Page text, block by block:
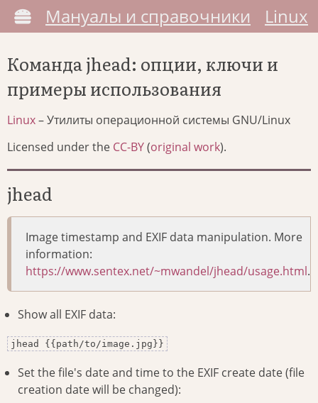
Мануалы и справочники Linux
Команда jhead: опции, ключи и
примеры использования
Linux– Утилиты операционной системы GNU/Linux
Licensed under the CC-BY(original work).
jhead
Image timestamp and EXIF data manipulation. More
information:
https://www.sentex.net/~mwandel/jhead/usage.html.
Show all EXIF data:
jhead {{path/to/image.jpg}}
Set the file's date and time to the EXIF create date (file
creation date will be changed):